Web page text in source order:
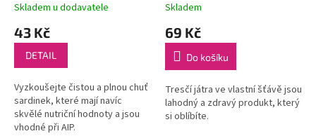
Skladem u dodavatele
43 Kč
DETAIL
Vyzkoušejte čistou a plnou chuť
sardinek, které mají navíc
skvělé nutriční hodnoty a jsou
vhodné při AIP.
Skladem
69 Kč
Do košíku
Tresčí játra ve vlastní šťávě jsou
lahodný a zdravý produkt, který
si oblíbíte.